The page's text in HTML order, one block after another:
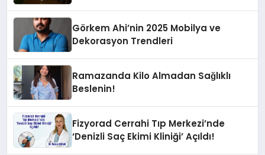
Görkem Ahi’nin 2025 Mobilya ve
Dekorasyon Trendleri
Ramazanda Kilo Almadan Sağlıklı
Beslenin!
Fizyorad Cerrahi Tıp Merkezi’nde
‘Denizli Saç Ekimi Kliniği’ Açıldı!